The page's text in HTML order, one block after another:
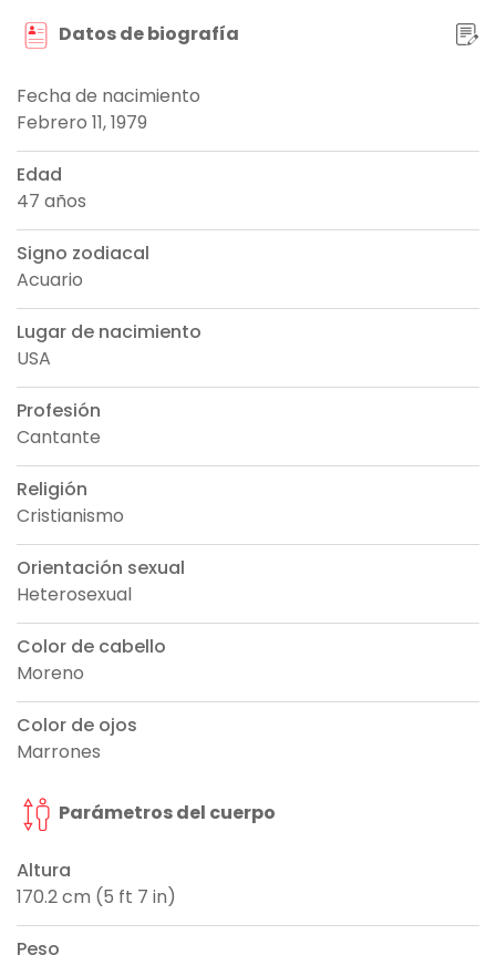
Datos de biografía
Fecha de nacimiento
Febrero 11, 1979
Edad
47 años
Signo zodiacal
Acuario
Lugar de nacimiento
USA
Profesión
Cantante
Religión
Cristianismo
Orientación sexual
Heterosexual
Color de cabello
Moreno
Color de ojos
Marrones
Parámetros del cuerpo
Altura
170.2 cm (5 ft 7 in)
Peso